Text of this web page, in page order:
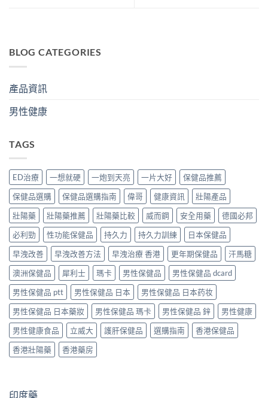
BLOG CATEGORIES
產品資訊
男性健康
TAGS
ED治療 一想就硬 一炮到天亮 一片大好
保健品推薦
保健品選購
保健品選購指南 偉哥 健康資訊
壯陽產品
壯陽藥
壯陽藥推薦 壯陽藥比較 威而鋼 安全用藥
德國必邦
必利勁
性功能保健品 持久力 持久力訓練
日本保健品
早洩改善
早洩改善方法 早洩治療 香港 更年期保健品
汗馬糖
澳洲保健品
犀利士 瑪卡 男性保健品
男性保健品 dcard
男性保健品 ptt
男性保健品 日本
男性保健品 日本药妆
男性保健品 日本藥妝
男性保健品 瑪卡 男性保健品 鋅
男性健康
男性健康食品
立威大 護肝保健品 選購指南
香港保健品
香港壯陽藥
香港藥房
印度藥